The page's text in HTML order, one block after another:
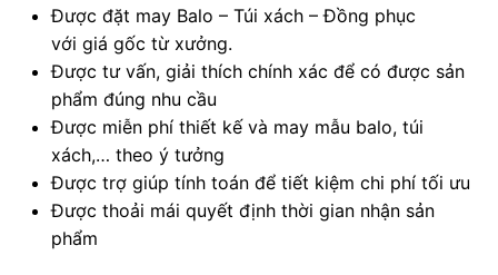
Được đặt may Balo – Túi xách – Đồng phục
với giá gốc từ xưởng.
Được tư vấn, giải thích chính xác để có được sản
phẩm đúng nhu cầu
Được miễn phí thiết kế và may mẫu balo, túi
xách,… theo ý tưởng
Được trợ giúp tính toán để tiết kiệm chi phí tối ưu
Được thoải mái quyết định thời gian nhận sản
phẩm